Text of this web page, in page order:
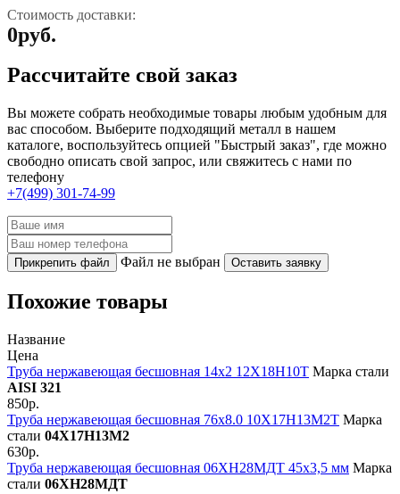
Стоимость доставки:
0руб.
Рассчитайте свой заказ
Вы можете собрать необходимые товары любым удобным для
вас способом. Выберите подходящий металл в нашем
каталоге, воспользуйтесь опцией "Быстрый заказ", где можно
свободно описать свой запрос, или свяжитесь с нами по
телефону
+7(499) 301-74-99
Прикрепить файл Файл не выбран Оставить заявку
Похожие товары
Название
Цена
Труба нержавеющая бесшовная 14х2 12Х18Н10Т Марка стали
AISI 321
850р.
Труба нержавеющая бесшовная 76х8.0 10Х17Н13М2Т Марка
стали 04Х17Н13М2
630р.
Труба нержавеющая бесшовная 06ХН28МДТ 45х3,5 мм Марка
стали 06ХН28МДТ